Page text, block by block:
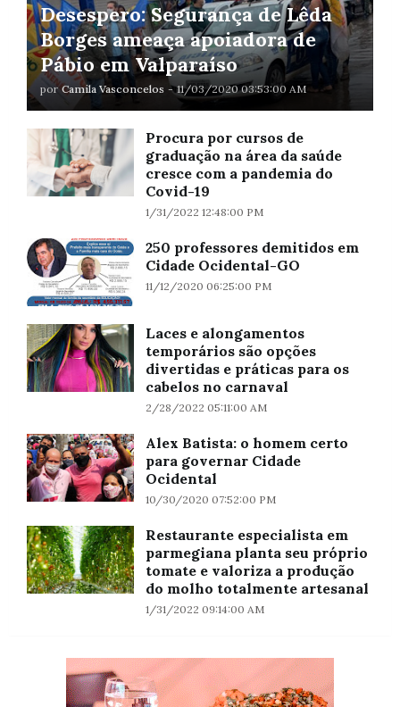
Desespero: Segurança de Lêda
Borges ameaça apoiadora de
Pábio em Valparaíso
por Camila Vasconcelos - 11/03/2020 03:53:00 AM
Procura por cursos de
graduação na área da saúde
cresce com a pandemia do
Covid-19
1/31/2022 12:48:00 PM
250 professores demitidos em
Cidade Ocidental-GO
11/12/2020 06:25:00 PM
Laces e alongamentos
temporários são opções
divertidas e práticas para os
cabelos no carnaval
2/28/2022 05:11:00 AM
Alex Batista: o homem certo
para governar Cidade
Ocidental
10/30/2020 07:52:00 PM
Restaurante especialista em
parmegiana planta seu próprio
tomate e valoriza a produção
do molho totalmente artesanal
1/31/2022 09:14:00 AM